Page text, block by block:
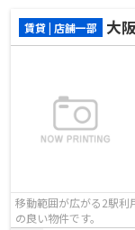
賃貸 | 店舗一部 大
移動範囲が広がる2駅利
の良い物件です。